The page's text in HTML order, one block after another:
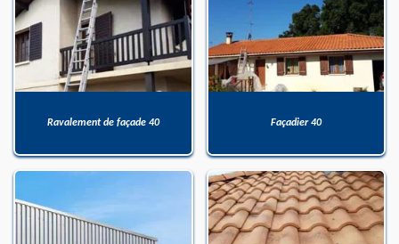
Ravalement de façade 40 Façadier 40